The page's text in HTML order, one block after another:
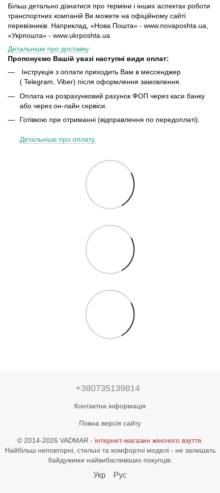
Більш детально дізнатися про терміни і інших аспектах роботи
транспортних компаній Ви можете на офіційному сайті
перевізників. Наприклад, «Нова Пошта» - www.novaposhta.ua,
«Укрпошта» - www.ukrposhta.ua
Детальніше про доставку
Пропонуємо Вашій увазі наступні види оплат:
Інструкція з оплати приходить Вам в мессенджер
( Telegram, Viber) після оформлення замовлення.
Оплата на розрахунковий рахунок ФОП через каси банку
або через он-лайн сервіси.
Готівкою при отриманні (відправлення по передоплаті).
Детальніше про оплату.
+380735139814
Контактна інформація
Повна версія сайту
© 2014-2026 VADMAR - інтернет-магазин жіночого взуття
Найбільш неповторні, стильні та комфортні моделі - не залишать
байдужими найвибагливіших покупців.
Укр Рус